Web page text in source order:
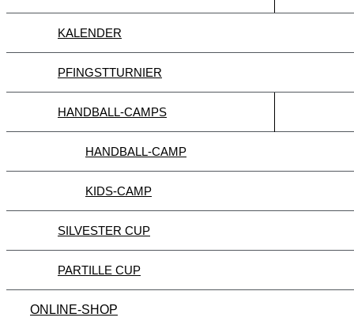
KALENDER
PFINGSTTURNIER
HANDBALL-CAMPS
HANDBALL-CAMP
KIDS-CAMP
SILVESTER CUP
PARTILLE CUP
ONLINE-SHOP